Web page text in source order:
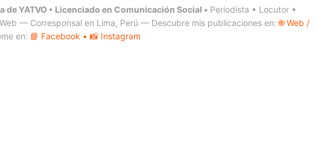
de YATVO • Licenciado en Comunicación Social • Periodista • Locutor •
— Corresponsal en Lima, Perú — Descubre mis publicaciones en:🌐 Web /
en: 📘 Facebook • 📸 Instagram